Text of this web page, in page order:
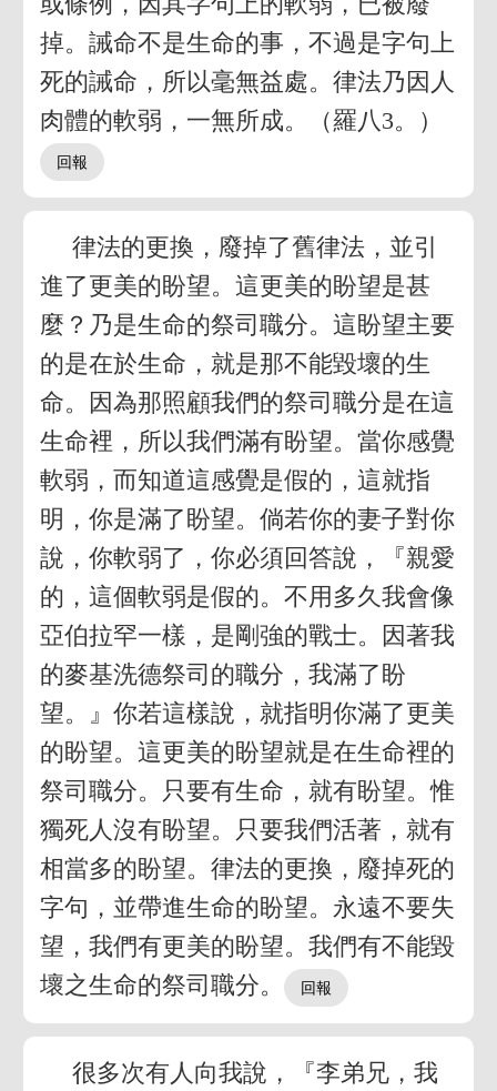
掉。誡命不是生命的事，不過是字句上
死的誡命，所以毫無益處。律法乃因人
肉體的軟弱，一無所成。（羅八3。）
律法的更換，廢掉了舊律法，並引
進了更美的盼望。這更美的盼望是甚
麼？乃是生命的祭司職分。這盼望主要
的是在於生命，就是那不能毀壞的生
命。因為那照顧我們的祭司職分是在這
生命裡，所以我們滿有盼望。當你感覺
軟弱，而知道這感覺是假的，這就指
明，你是滿了盼望。倘若你的妻子對你
說，你軟弱了，你必須回答說，『親愛
的，這個軟弱是假的。不用多久我會像
亞伯拉罕一樣，是剛強的戰士。因著我
的麥基洗德祭司的職分，我滿了盼
望。』你若這樣說，就指明你滿了更美
的盼望。這更美的盼望就是在生命裡的
祭司職分。只要有生命，就有盼望。惟
獨死人沒有盼望。只要我們活著，就有
相當多的盼望。律法的更換，廢掉死的
字句，並帶進生命的盼望。永遠不要失
望，我們有更美的盼望。我們有不能毀
壞之生命的祭司職分。
很多次有人向我說，『李弟兄，我